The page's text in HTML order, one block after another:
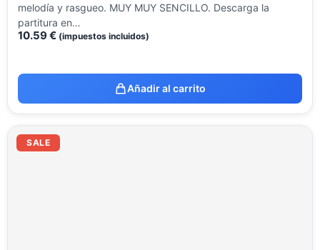
melodía y rasgueo. MUY MUY SENCILLO. Descarga la
partitura en…
10.59€ (impuestos incluidos)
Añadir al carrito
SALE